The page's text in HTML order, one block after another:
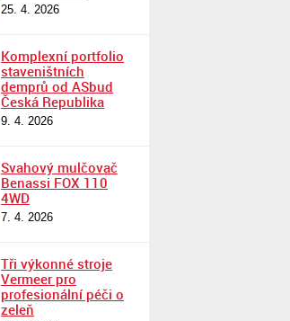
25. 4. 2026
Komplexní portfolio
staveništních
demprů od ASbud
Česká Republika
9. 4. 2026
Svahový mulčovač
Benassi FOX 110
4WD
7. 4. 2026
Tři výkonné stroje
Vermeer pro
profesionální péči o
zeleň